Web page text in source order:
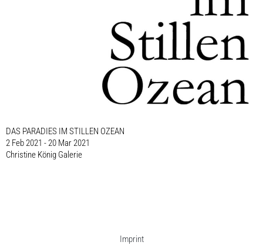
DAS PARADIES IM STILLEN OZEAN
2 Feb 2021 - 20 Mar 2021
Christine König Galerie
Imprint